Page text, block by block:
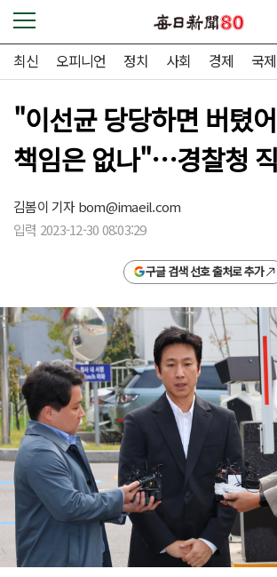
최신 오피니언 정치 사회 경제 국제
"이선균 당당하면 버텼
책임은 없나"…경찰청
김봄이 기자bom@imaeil.com
입력 2023-12-30 08:03:29
구글 검색 선호 출처로 추가